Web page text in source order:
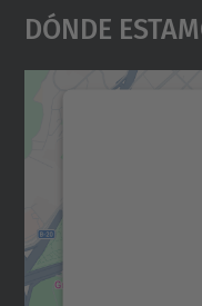
Dónde